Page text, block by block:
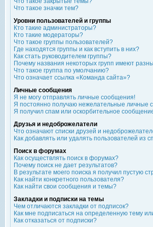
Что такое значки тем?
Уровни пользователей и группы
Кто такие администраторы?
Кто такие модераторы?
Что такое группы пользователей?
Где находятся группы и как вступить в них?
Как стать руководителем группы?
Почему названия некоторых групп имеют
Что такое группа по умолчанию?
Что означает ссылка «Команда сайта»?
Личные сообщения
Я не могу отправлять личные сообщения!
Я постоянно получаю нежелательные личные
Я получил спам или оскорбительное
Друзья и недоброжелатели
Что означают списки друзей и
Как добавлять или удалять пользователей из
Поиск в форумах
Как осуществлять поиск в форумах?
Почему поиск не дает результатов?
В результате моего поиска я получил пустую
Как найти конкретного пользователя?
Как найти свои сообщения и темы?
Закладки и подписки на темы
Чем отличаются закладки от подписок?
Как мне подписаться на определенную тему
Как отказаться от подписки?